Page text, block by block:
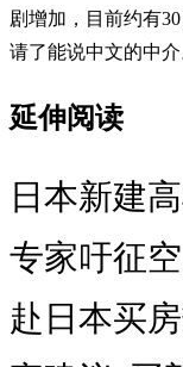
剧增加，目前约有
请了能说中文的中介
延伸阅读
日本新建
专家吁征
赴日本买